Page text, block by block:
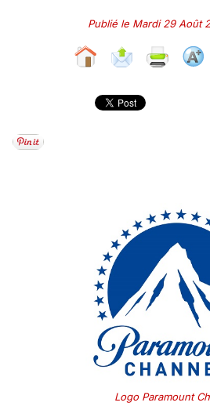
Publié le Mardi 29 Août
Logo Paramount